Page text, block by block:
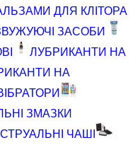
ДЛЯ КЛІТОРА
ЗАСОБИ
ЛУБРИКАНТИ НА
НА
ЗМАЗКИ
ЧАШІ